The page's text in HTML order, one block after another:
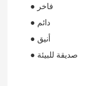
● فاخر
● دائم
● أنيق
● صديقة للبيئة